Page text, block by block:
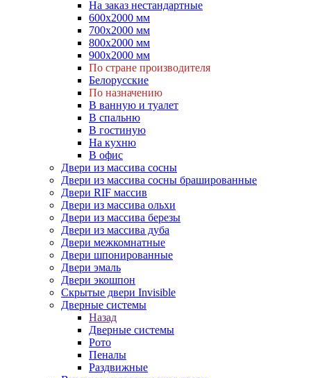
На заказ нестандартные
600х2000 мм
700х2000 мм
800х2000 мм
900х2000 мм
По стране производителя
Белорусские
По назначению
В ванную и туалет
В спальню
В гостиную
На кухню
В офис
Двери из массива сосны
Двери из массива сосны брашированные
Двери RIF массив
Двери из массива ольхи
Двери из массива березы
Двери из массива дуба
Двери межкомнатные
Двери шпонированные
Двери эмаль
Двери экошпон
Скрытые двери Invisible
Дверные системы
Назад
Дверные системы
Рото
Пеналы
Раздвижные